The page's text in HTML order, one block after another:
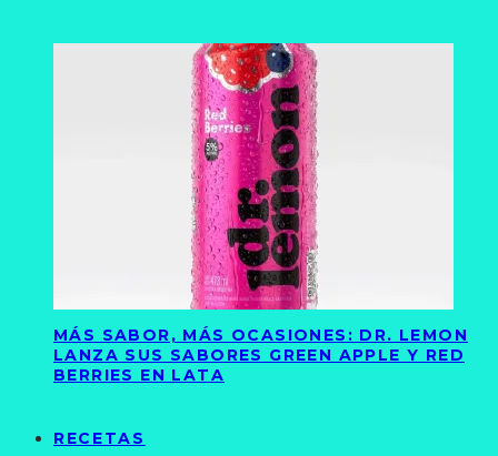
MÁS SABOR, MÁS OCASIONES: DR. LEMON
LANZA SUS SABORES GREEN APPLE Y RED
BERRIES EN LATA
RECETAS